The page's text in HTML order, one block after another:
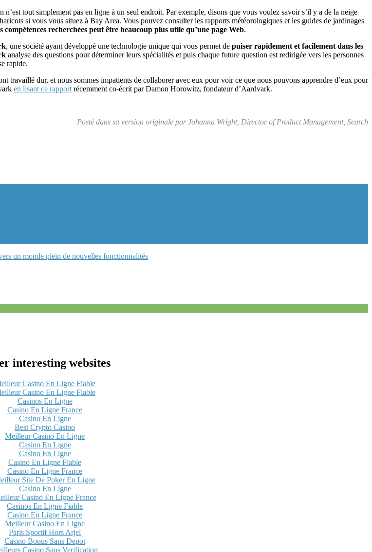
n’est tout simplement pas en ligne à un seul endroit. Par exemple, disons que vous voulez savoir s’il y a de la neige
si vous vous situez à Bay Area. Vous pouvez consulter les rapports météorologiques et les guides de jardinages
compétences recherchées peut être beaucoup plus utile qu’une page Web.
, une société ayant développé une technologie unique qui vous permet de puiser rapidement et facilement dans les
analyse des questions pour déterminer leurs spécialités et puis chaque future question est redirigée vers les personnes
rapide.
travaillé dur, et nous sommes impatients de collaborer avec eux pour voir ce que nous pouvons apprendre d’eux pour
en lisant ce rapportrécemment co-écrit par Damon Horowitz, fondateur d’Aardvark.
Posté dans sa version originale par Johanna Wright, Director of Product Management, Search
un monde plein de nouvelles fonctionnalités
interesting websites
Casino En Ligne Fiable
Casino En Ligne Fiable
Casinos En Ligne
Casino En Ligne France
Casino En Ligne
Best Crypto Casino
Meilleur Casino En Ligne
Casino En Ligne
Casino En Ligne
Casino En Ligne Fiable
Casino En Ligne France
Site De Poker En Ligne
Casino En Ligne
Casino En Ligne France
Casinos En Ligne Fiable
Casino En Ligne France
Meilleur Casino En Ligne
Paris Sportif Hors Arjel
Casino Bonus Sans Depot
Casino Sans Verification